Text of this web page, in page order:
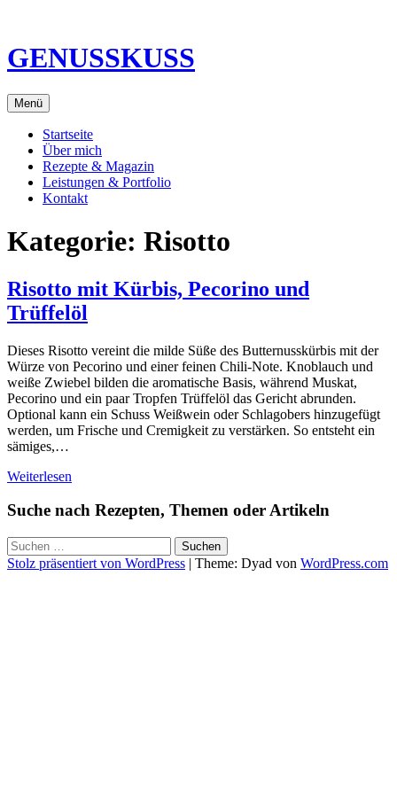
Inhalt
GENUSSKUSS
Menü
Startseite
Über mich
Rezepte & Magazin
Leistungen & Portfolio
Kontakt
Kategorie: Risotto
Risotto mit Kürbis, Pecorino und
Trüffelöl
Dieses Risotto vereint die milde Süße des Butternusskürbis mit der
Würze von Pecorino und einer feinen Chili-Note. Knoblauch und
weiße Zwiebel bilden die aromatische Basis, während Muskat,
Pecorino und ein paar Tropfen Trüffelöl das Gericht abrunden.
Optional kann ein Schuss Weißwein oder Schlagobers hinzugefügt
werden, um Frische und Cremigkeit zu verstärken. So entsteht ein
sämiges,…
Weiterlesen
Suche nach Rezepten, Themen oder Artikeln
Suchen
nach:
Stolz präsentiert von WordPress | Theme: Dyad von WordPress.com